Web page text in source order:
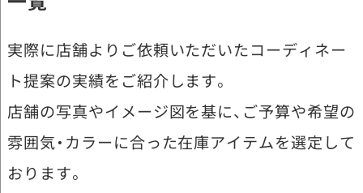
実際に店舗よりご依頼いただいたコーディネー
ト提案の実績をご紹介します。
店舗の写真やイメージ図を基に、ご予算や希望の
雰囲気・カラーに合った在庫アイテムを選定して
おります。